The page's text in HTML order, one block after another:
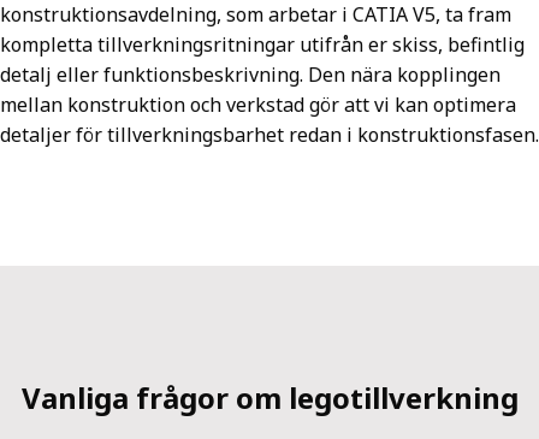
konstruktionsavdelning, som arbetar i CATIA V5, ta fram
kompletta tillverkningsritningar utifrån er skiss, befintlig
detalj eller funktionsbeskrivning. Den nära kopplingen
mellan konstruktion och verkstad gör att vi kan optimera
detaljer för tillverkningsbarhet redan i konstruktionsfasen.
Vanliga frågor om legotillverkning